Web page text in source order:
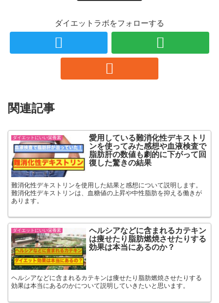
ダイエットラボをフォローする
関連記事
ダイエットにいい栄養素
愛用している難消化性デキストリ
ンを使ってみた感想や血液検査で
脂肪肝の数値も劇的に下がって回
復した驚きの結果
難消化性デキストリンを使用した結果と感想について説明します。
難消化性デキストリンは、血糖値の上昇や中性脂肪を抑える働きが
あります。
ダイエットにいい栄養素
ヘルシアなどに含まれるカテキン
は痩せたり脂肪燃焼させたりする
効果は本当にあるのか？
ヘルシアなどに含まれるカテキンは痩せたり脂肪燃焼させたりする
効果は本当にあるのかについて説明していきたいと思います。